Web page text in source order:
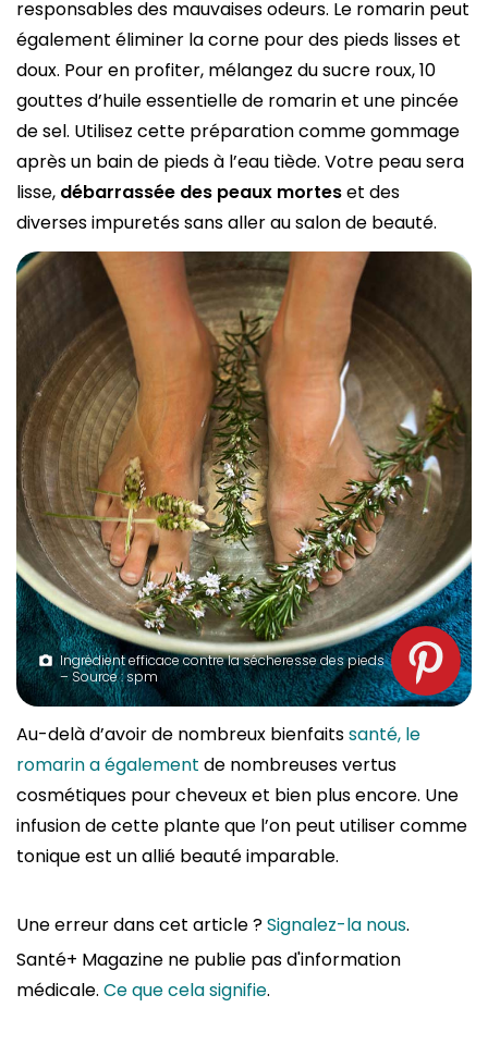
responsables des mauvaises odeurs. Le romarin peut
également éliminer la corne pour des pieds lisses et
doux. Pour en profiter, mélangez du sucre roux, 10
gouttes d’huile essentielle de romarin et une pincée
de sel. Utilisez cette préparation comme gommage
après un bain de pieds à l’eau tiède. Votre peau sera
lisse, débarrassée des peaux morteset des
diverses impuretés sans aller au salon de beauté.
Ingrédient efficace contre la sécheresse des pieds
– Source : spm
Au-delà d’avoir de nombreux bienfaitssanté, le
romarin a également de nombreuses vertus
cosmétiques pour cheveux et bien plus encore. Une
infusion de cette plante que l’on peut utiliser comme
tonique est un allié beauté imparable.
Une erreur dans cet article ?Signalez-la nous.
Santé+ Magazine ne publie pas d'information
médicale. Ce que cela signifie.